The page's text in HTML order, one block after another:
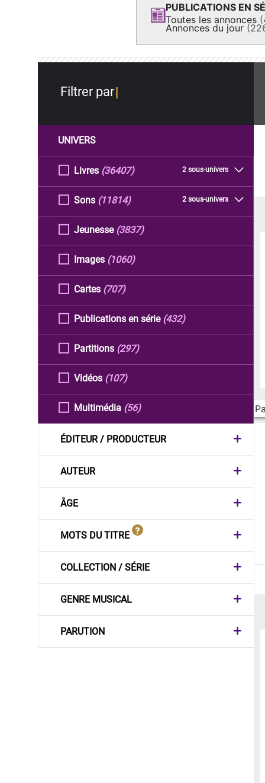
PUBLICATIONS EN
Toutes les annonces
Annonces du jour
Filtrer par
UNIVERS
Livres 2 sous-univers
(36407)
Sons 2 sous-univers
(11814)
Jeunesse (3837)
Images (1060)
Cartes (707)
Publications en série (432)
Partitions (297)
Vidéos (107)
Multimédia (56)
ÉDITEUR / PRODUCTEUR
AUTEUR
ÂGE
MOTS DU TITRE
COLLECTION / SÉRIE
GENRE MUSICAL
PARUTION